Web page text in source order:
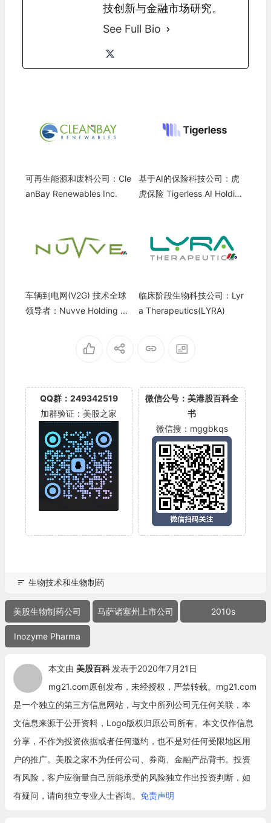
技创新与金融市场研究。
See Full Bio
可再生能源和废料公司：Cle
anBay Renewables Inc.
基于AI的保险科技公司：虎
虎保险 Tigerless AI Holding
车辆到电网(V2G) 技术全球
领导者：Nuvve Holding Co
临床阶段生物科技公司：Lyr
a Therapeutics(LYRA)
QQ群：249342519
加群验证：美股之家
微信公号：美港股百科全
书
微信搜：mggbkqs
生物技术和生物制药
美股生物制药公司 马萨诸塞州上市公司 2010s
Inozyme Pharma
本文由 美股百科 发表于2020年7月21日
mg21.com原创发布，未经授权，严禁转载。mg21.com
是一个独立的第三方信息网站，与文中所列公司无任何关联，本
文信息来源于公开资料，Logo版权归原公司所有。本文仅作信息
分享，不作为投资依据或者任何邀约，也不是对任何受限地区用
户的推广。美股之家不为任何公司、券商、金融产品背书。投资
有风险，客户应衡量自己所能承受的风险独立作出投资判断，如
有疑问，请向独立专业人士咨询。 免责声明